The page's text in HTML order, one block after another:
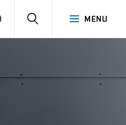
MENU
PŘIHLÁSIT